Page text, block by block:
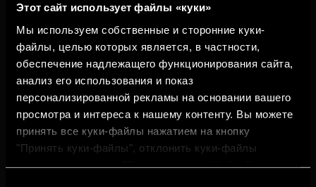
Этот сайт использует файлы «куки»
Мы используем собственные и сторонние куки-
файлы, целью которых является, в частности,
обеспечение надлежащего функционирования сайта,
анализ его использования и показ
персонализированной рекламы на основании вашего
просмотра и интереса к нашему контенту. Вы можете
принять все куки-файлы нажатием на кнопку
"Принять куки-файлы", отклонить куки-файлы
ПЕЙТЕ ОТВЕТСТВЕННО
WhistleblowingЮридическая
информация
Конфиденциальность Политика
использования
cookies
©2026 Miguel Torres S.A. Все права защищены.